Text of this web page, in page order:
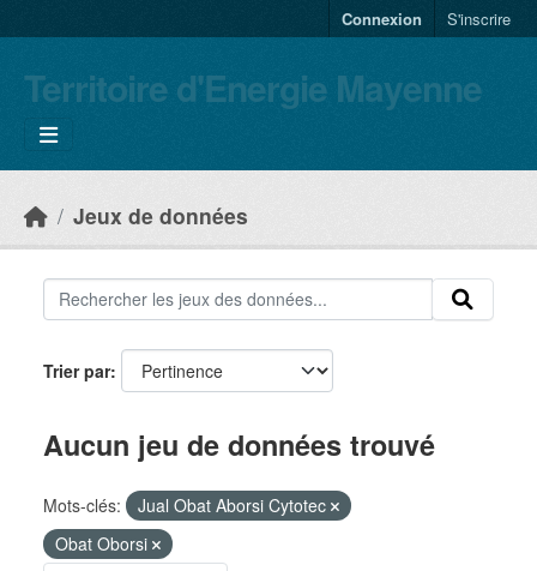
Connexion S'inscrire
Territoire d'Energie Mayenne
Jeux de données
Trier par
Aucun jeu de données trouvé
Mots-clés:
Jual Obat Aborsi Cytotec
Obat Oborsi